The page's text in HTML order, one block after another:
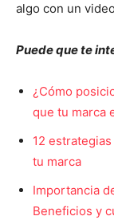
algo con un
Puede que te
¿Cómo
que tu marca
12
tu marca
Importancia
Beneficios y